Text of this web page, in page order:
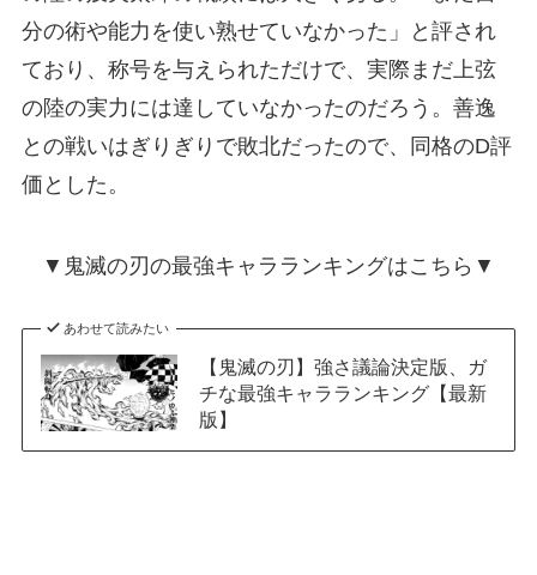
分の術や能力を使い熟せていなかった」と評され
ており、称号を与えられただけで、実際まだ上弦
の陸の実力には達していなかったのだろう。善逸
との戦いはぎりぎりで敗北だったので、同格のD評
価とした。
▼鬼滅の刃の最強キャラランキングはこちら▼
あわせて読みたい
【鬼滅の刃】強さ議論決定版、ガ
チな最強キャラランキング【最新
版】